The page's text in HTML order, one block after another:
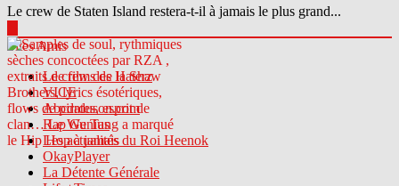
Le crew de Staten Island restera-t-il à jamais le plus grand...
Sites Amis
Le crew des Haterz
VICE
Abcdrduson.com
Rap Genius
Les actualités du Roi Heenok
OkayPlayer
La Détente Générale